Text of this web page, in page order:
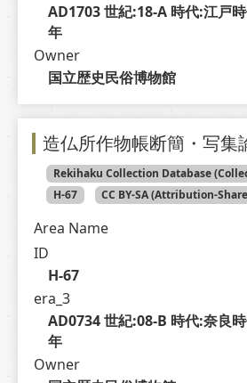
AD1703 世紀:18-A 時代:江戸
年
Owner
国立歴史民俗博物館
造仏所作物帳断簡・写集
H-67
CC BY-SA (Attribution-
Area Name
ID
H-67
era_3
AD0734 世紀:08-B 時代:奈良
年
Owner